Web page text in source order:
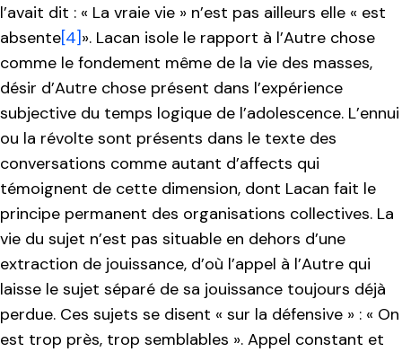
l’avait dit : « La vraie vie » n’est pas ailleurs elle « est
absente[4]». Lacan isole le rapport à l’Autre chose
comme le fondement même de la vie des masses,
désir d’Autre chose présent dans l’expérience
subjective du temps logique de l’adolescence. L’ennui
ou la révolte sont présents dans le texte des
conversations comme autant d’affects qui
témoignent de cette dimension, dont Lacan fait le
principe permanent des organisations collectives. La
vie du sujet n’est pas situable en dehors d’une
extraction de jouissance, d’où l’appel à l’Autre qui
laisse le sujet séparé de sa jouissance toujours déjà
perdue. Ces sujets se disent « sur la défensive » : « On
est trop près, trop semblables ». Appel constant et